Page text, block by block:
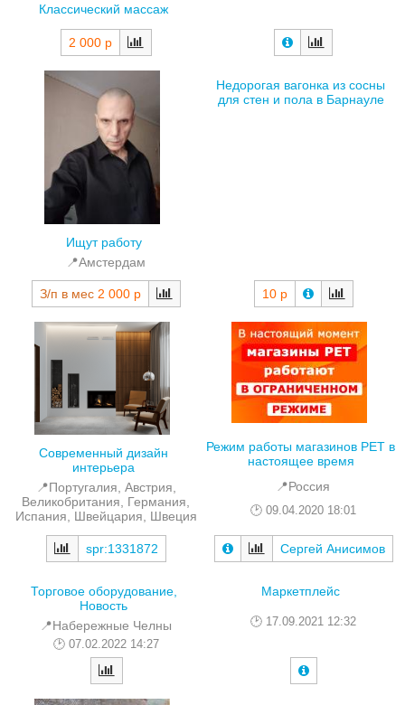
Классический массаж
2 000 р
Ищут работу
📍Амстердам
З/п в мес 2 000 р
Недорогая вагонка из сосны
для стен и пола в Барнауле
10 р
Современный дизайн
интерьера
📍Португалия, Австрия,
Великобритания, Германия,
Испания, Швейцария, Швеция
spr:1331872
Режим работы магазинов РЕТ в
настоящее время
📍Россия
09.04.2020 18:01
Сергей Анисимов
Торговое оборудование,
Новость
📍Набережные Челны
07.02.2022 14:27
Маркетплейс
17.09.2021 12:32